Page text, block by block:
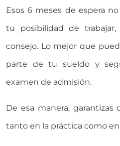
Esos 6 meses de espera
tu posibilidad de
consejo. Lo mejor que
parte de tu sueldo y
examen de admisión.
De esa manera, garantizas
tanto en la práctica como